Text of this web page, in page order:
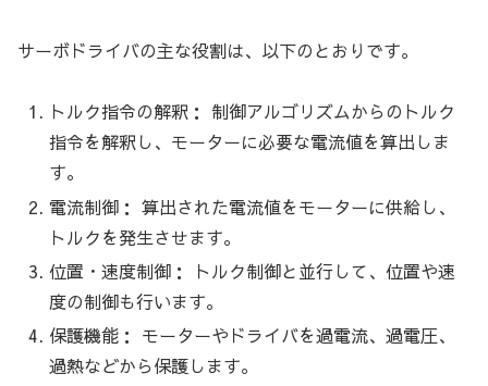
サーボドライバの主な役割は、以下のとおりです。
トルク指令の解釈： 制御アルゴリズムからのトルク
指令を解釈し、モーターに必要な電流値を算出しま
す。
電流制御： 算出された電流値をモーターに供給し、
トルクを発生させます。
位置・速度制御： トルク制御と並行して、位置や速
度の制御も行います。
保護機能： モーターやドライバを過電流、過電圧、
過熱などから保護します。